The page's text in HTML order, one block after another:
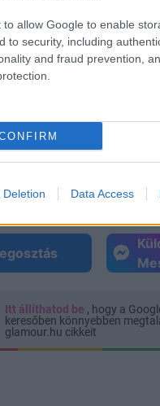
to allow Google to enable
to security, including
and fraud prevention,
Deletion Data Access
Itt állíthatod be , hogy a
keresőben könnyebben
glamour.hu cikkeit